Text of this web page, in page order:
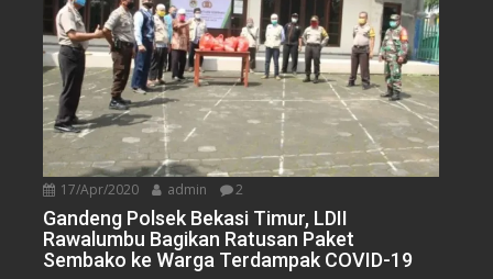
17/Apr/2020 admin 2
Gandeng Polsek Bekasi Timur, LDII
Rawalumbu Bagikan Ratusan Paket
Sembako ke Warga Terdampak COVID-19